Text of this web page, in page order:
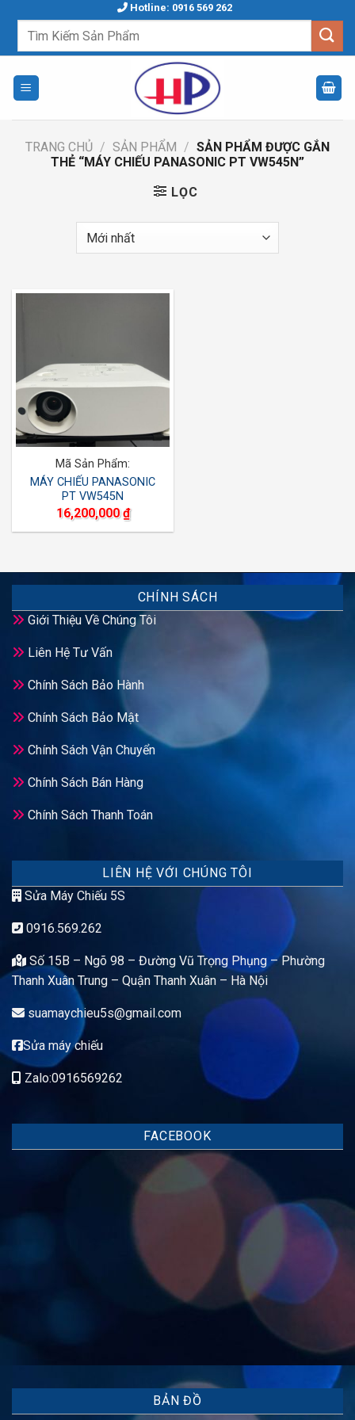
content
Hotline: 0916 569 262
Tìm
TRANG CHỦ / SẢN PHẨM / SẢN PHẨM ĐƯỢC GẮN
THẺ “MÁY CHIẾU PANASONIC PT VW545N”
LỌC
Mã Sản Phẩm:
MÁY CHIẾU PANASONIC
PT VW545N
16,200,000₫
CHÍNH SÁCH
Giới Thiệu Về Chúng Tôi
Liên Hệ Tư Vấn
Chính Sách Bảo Hành
Chính Sách Bảo Mật
Chính Sách Vận Chuyển
Chính Sách Bán Hàng
Chính Sách Thanh Toán
LIÊN HỆ VỚI CHÚNG TÔI
Sửa Máy Chiếu 5S
0916.569.262
Số 15B – Ngõ 98 – Đường Vũ Trọng Phụng – Phường
Thanh Xuân Trung – Quận Thanh Xuân – Hà Nội
suamaychieu5s@gmail.com
Sửa máy chiếu
Zalo:0916569262
FACEBOOK
BẢN ĐỒ